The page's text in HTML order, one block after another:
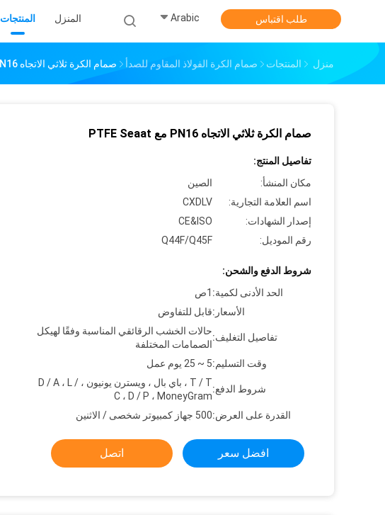
المنزل المنتجات Arabic طلب اقتباس
منزل المنتجات صمام الكرة الفولاذ المقاوم للصدأ صمام الكرة ثلاثي الاتجاه PN16 مع PTFE Seaat
صمام الكرة ثلاثي الاتجاه PN16 مع PTFE Seaat
تفاصيل المنتج:
مكان المنشأ:
الصين
اسم العلامة التجارية:
CXDLV
إصدار الشهادات:
CE&ISO
رقم الموديل:
Q44F/Q45F
شروط الدفع والشحن:
الحد الأدنى لكمية: 1ص
الأسعار:قابل للتفاوض
تفاصيل التغليف:
حالات الخشب الرقائقي المناسبة وفقًا لهيكل
الصمامات المختلفة
وقت التسليم:5 ~ 25 يوم عمل
شروط الدفع:
T / T ، باي بال ، ويسترن يونيون ، D / A ، L /
C ، D / P ، MoneyGram
القدرة على العرض:500 جهاز كمبيوتر شخصى / الاثنين
افضل سعر اتصل